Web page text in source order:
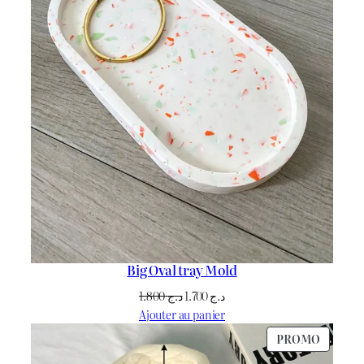
Big Oval tray Mold
د.ج1.800
Le
prix
initial
était :
د.ج1.700
Le
prix
actuel
est :
Ajouter au panier
PROMO
EN